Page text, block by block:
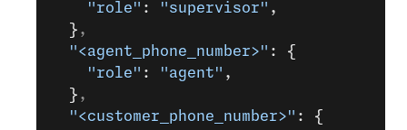
    "role"
: "supervisor" ,
  }
,
  "<agent_phone_number>"
: {
    "role"
: "agent" ,
  }
,
  "<customer_phone_number>"
: {